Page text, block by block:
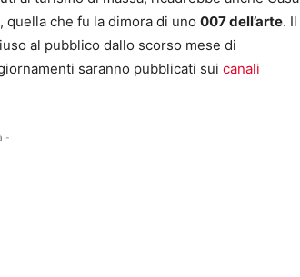
quella che fu la dimora di uno 007 dell’arte. Il
al pubblico dallo scorso mese di
saranno pubblicati sui canali
-